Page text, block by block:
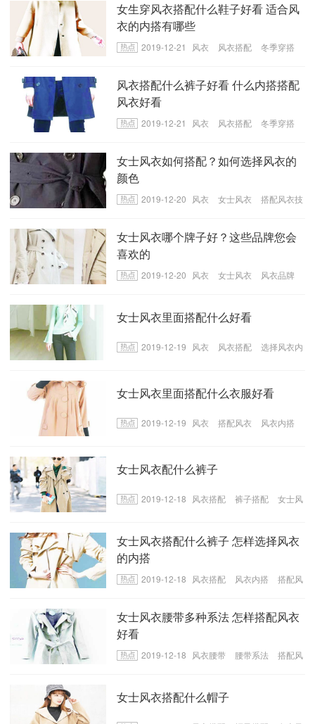
女生穿风衣搭配什么鞋子好看 适合风
衣的内搭有哪些
2019-12-21 风衣 风衣搭配 冬季穿搭
风衣搭配什么裤子好看 什么内搭搭配
风衣好看
2019-12-21 风衣 风衣搭配 冬季穿搭
女士风衣如何搭配？如何选择风衣的
颜色
2019-12-20 风衣 女士风衣
搭配风衣技
女士风衣哪个牌子好？这些品牌您会
喜欢的
2019-12-20 风衣 女士风衣 风衣品牌
女士风衣里面搭配什么好看
2019-12-19 风衣 风衣搭配
选择风衣内
女士风衣里面搭配什么衣服好看
2019-12-19 风衣 搭配风衣 风衣内搭
女士风衣配什么裤子
2019-12-18 风衣搭配 裤子搭配
女士风
女士风衣搭配什么裤子 怎样选择风衣
的内搭
2019-12-18 风衣搭配 风衣内搭
搭配风
女士风衣腰带多种系法 怎样搭配风衣
好看
2019-12-18 风衣腰带 腰带系法
搭配风
女士风衣搭配什么帽子